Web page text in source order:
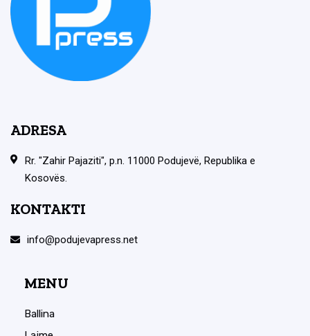
ADRESA
Rr. "Zahir Pajaziti", p.n. 11000 Podujevë, Republika e
Kosovës.
KONTAKTI
info@podujevapress.net
MENU
Ballina